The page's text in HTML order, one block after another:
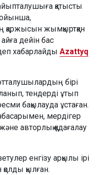
қатысты
қаржысын жымқыртқан
дейін бас
хабарлайды Azattyq
бірі
тендерді ұтып
бақылауда ұстаған.
мердігер
авторлық қадағалау
енгізу арқылы ірі
қылған.